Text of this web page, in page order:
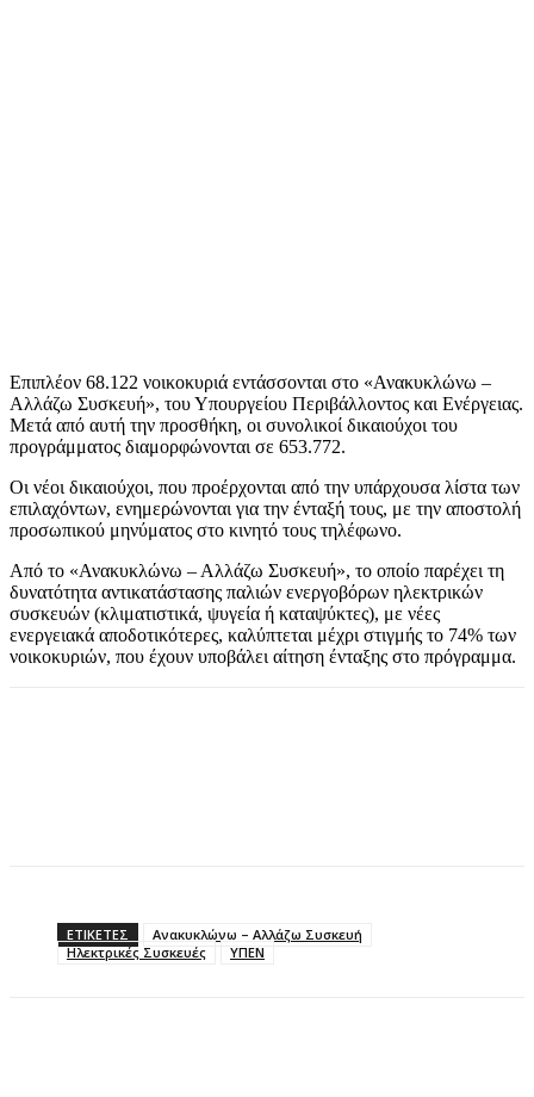
Επιπλέον 68.122 νοικοκυριά εντάσσονται στο «Ανακυκλώνω –
Αλλάζω Συσκευή», του Υπουργείου Περιβάλλοντος και Ενέργειας.
Μετά από αυτή την προσθήκη, οι συνολικοί δικαιούχοι του
προγράμματος διαμορφώνονται σε 653.772.
Οι νέοι δικαιούχοι, που προέρχονται από την υπάρχουσα λίστα των
επιλαχόντων, ενημερώνονται για την ένταξή τους, με την αποστολή
προσωπικού μηνύματος στο κινητό τους τηλέφωνο.
Από το «Ανακυκλώνω – Αλλάζω Συσκευή», το οποίο παρέχει τη
δυνατότητα αντικατάστασης παλιών ενεργοβόρων ηλεκτρικών
συσκευών (κλιματιστικά, ψυγεία ή καταψύκτες), με νέες
ενεργειακά αποδοτικότερες, καλύπτεται μέχρι στιγμής το 74% των
νοικοκυριών, που έχουν υποβάλει αίτηση ένταξης στο πρόγραμμα.
ΕΤΙΚΕΤΕΣ
Ανακυκλώνω – Αλλάζω Συσκευή
Ηλεκτρικές Συσκευές
ΥΠΕΝ